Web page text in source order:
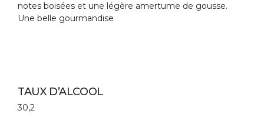
notes boisées et une légère amertume de gousse.
Une belle gourmandise
TAUX D’ALCOOL
30,2